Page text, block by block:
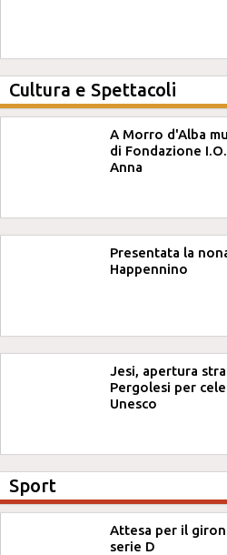
Cultura e Spettacoli
A Morro d'Alba
di Fondazione
Anna
Presentata la
Happennino
Jesi, apertura
Pergolesi per
Unesco
Sport
Attesa per il
serie D